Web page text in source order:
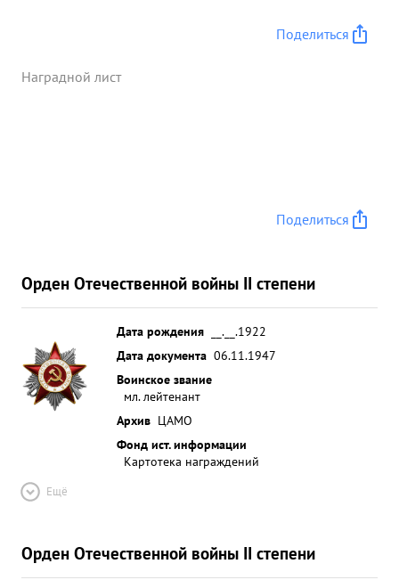
Поделиться
Наградной лист
Поделиться
Орден Отечественной войны II степени
Дата рождения
__.__.1922
Дата документа 06.11.1947
Воинское звание
мл. лейтенант
Архив ЦАМО
Фонд ист. информации
Картотека награждений
Ещё
Орден Отечественной войны II степени